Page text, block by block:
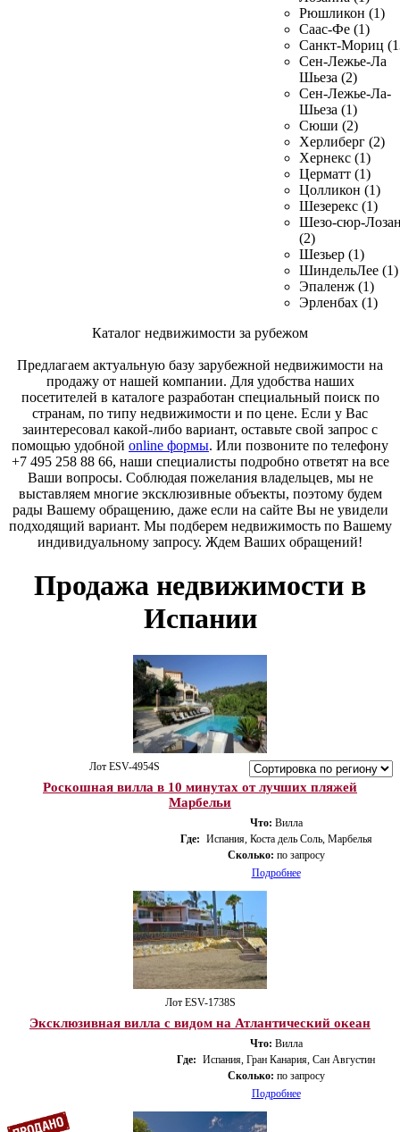
Рюшликон (1)
Саас-Фе (1)
Санкт-Мориц
Сен-Лежье-Ла
Шьеза (2)
Сен-Лежье-Ла-
Шьеза (1)
Сюши (2)
Херлиберг (2)
Хернекс (1)
Церматт (1)
Цолликон (1)
Шезерекс (1)
Шезо-сюр-
(2)
Шезьер (1)
ШиндельЛее (1)
Эпаленж (1)
Эрленбах (1)
Каталог недвижимости за рубежом
Предлагаем актуальную базу зарубежной недвижимости на
продажу от нашей компании. Для удобства наших
посетителей в каталоге разработан специальный поиск по
странам, по типу недвижимости и по цене. Если у Вас
заинтересовал какой-либо вариант, оставьте свой запрос с
помощью удобной online формы. Или позвоните по телефону
+7 495 258 88 66, наши специалисты подробно ответят на все
Ваши вопросы. Соблюдая пожелания владельцев, мы не
выставляем многие эксклюзивные объекты, поэтому будем
рады Вашему обращению, даже если на сайте Вы не увидели
подходящий вариант. Мы подберем недвижимость по Вашему
индивидуальному запросу. Ждем Ваших обращений!
Продажа недвижимости в
Испании
Лот ESV-4954S
Роскошная вилла в 10 минутах от лучших пляжей
Марбельи
Что: Вилла
Где: Испания, Коста дель Соль, Марбелья
Сколько: по запросу
Подробнее
Лот ESV-1738S
Эксклюзивная вилла с видом на Атлантический океан
Что: Вилла
Где: Испания, Гран Канария, Сан Августин
Сколько: по запросу
Подробнее